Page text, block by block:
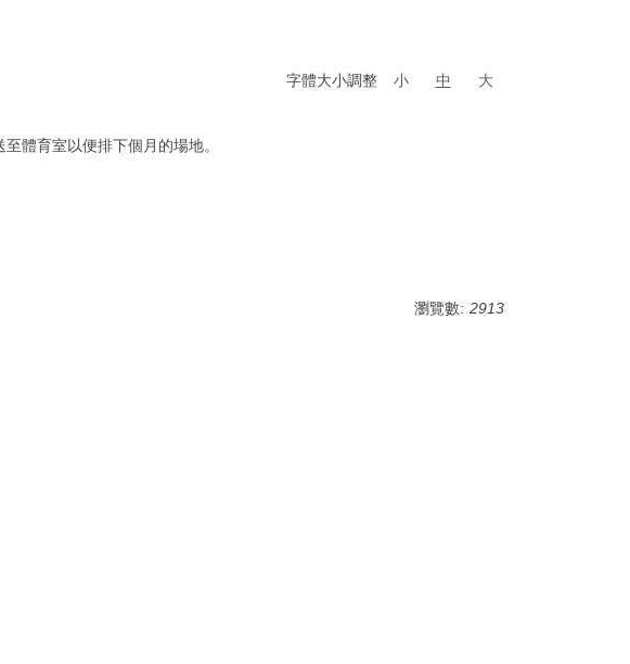
字體大小調整 小 中
大
體育室以便排下個月的場地。
瀏覽數: 2913